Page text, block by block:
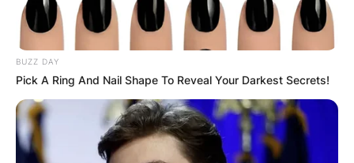
заболени со некаква болест или жените
кои се борат со неплодност можат да го
посетат ова место, да поминат три пати под
блискиот водопад, да земат камче од
година го враќаат каменот и се верува дека
желбата ќе им се исполни.
BUZZ DAY
Pick A Ring And Nail Shape To Reveal Your Darkest Secrets!